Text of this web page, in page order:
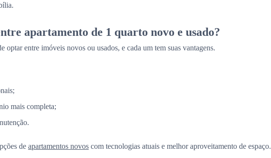
apartamento de 1 quarto novo e usado?
optar entre imóveis novos ou usados, e cada um tem suas vantagens.
mais completa;
de apartamentos novos com tecnologias atuais e melhor aproveitamento de espaço.